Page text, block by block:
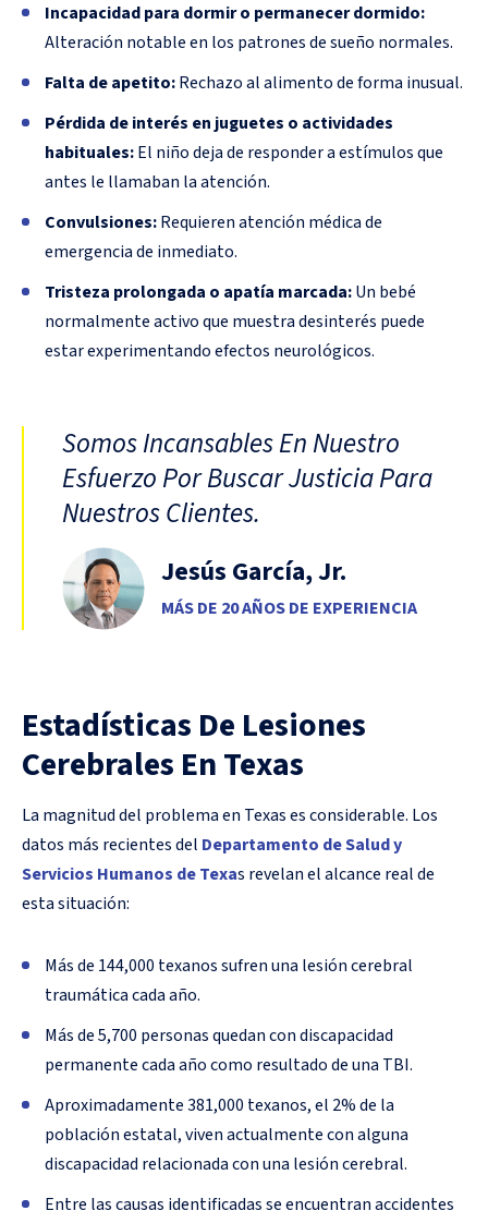
Incapacidad para dormir o permanecer dormido:
Alteración notable en los patrones de sueño normales.
Falta de apetito:Rechazo al alimento de forma inusual.
Pérdida de interés en juguetes o actividades
habituales:El niño deja de responder a estímulos que
antes le llamaban la atención.
Convulsiones:Requieren atención médica de
emergencia de inmediato.
Tristeza prolongada o apatía marcada:Un bebé
normalmente activo que muestra desinterés puede
estar experimentando efectos neurológicos.
Somos Incansables En Nuestro
Esfuerzo Por Buscar Justicia Para
Nuestros Clientes.
Jesús García, Jr.
MÁS DE 20 AÑOS DE EXPERIENCIA
Estadísticas De Lesiones
Cerebrales En Texas
La magnitud del problema en Texas es considerable. Los
datos más recientes del Departamento de Salud y
Servicios Humanos de Texas revelan el alcance real de
esta situación:
Más de 144,000 texanos sufren una lesión cerebral
traumática cada año.
Más de 5,700 personas quedan con discapacidad
permanente cada año como resultado de una TBI.
Aproximadamente 381,000 texanos, el 2% de la
población estatal, viven actualmente con alguna
discapacidad relacionada con una lesión cerebral.
Entre las causas identificadas se encuentran accidentes